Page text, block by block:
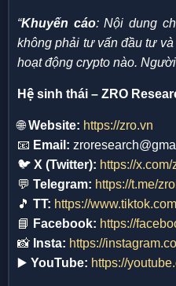
“Khuyến cáo: Nội dung
không phải tư vấn đầu tư
hoạt động crypto nào.
Hệ sinh thái – ZRO
🌐 Website: https://zro.vn
📧 Email:
🐦 X (Twitter): https://
💬 Telegram: https://t.me/
🎵 TT: https://
📘 Facebook: https://
📸 Insta: https://
▶️ YouTube: https://